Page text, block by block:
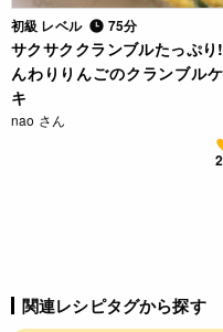
初級 レベル 75分
サクサククランブルたっぷり
んわりりんごのクランブル
キ
nao さん
関連レシピタグから探す